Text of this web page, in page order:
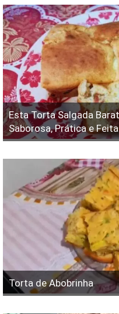
Esta Torta Salgada
Saborosa, Prática e
Torta de Abobrinha